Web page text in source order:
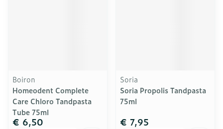
Boiron
Homeodent Complete
Care Chloro Tandpasta
Tube 75ml
€ 6,50
Soria
Soria Propolis Tandpasta
75ml
€ 7,95